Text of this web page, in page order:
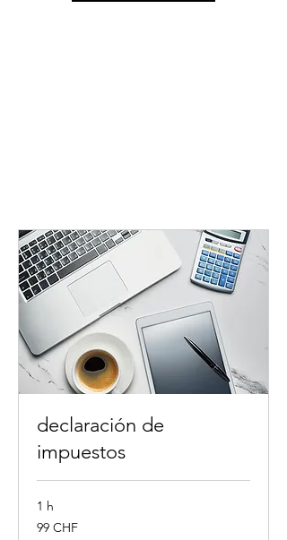
declaración de
impuestos
1 h
99
francos
99 CHF